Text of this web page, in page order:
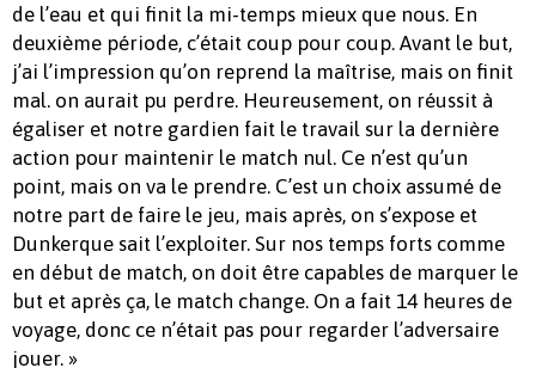
de l’eau et qui finit la mi-temps mieux que nous. En
deuxième période, c’était coup pour coup. Avant le but,
j’ai l’impression qu’on reprend la maîtrise, mais on finit
mal. on aurait pu perdre. Heureusement, on réussit à
égaliser et notre gardien fait le travail sur la dernière
action pour maintenir le match nul. Ce n’est qu’un
point, mais on va le prendre. C’est un choix assumé de
notre part de faire le jeu, mais après, on s’expose et
Dunkerque sait l’exploiter. Sur nos temps forts comme
en début de match, on doit être capables de marquer le
but et après ça, le match change. On a fait 14 heures de
voyage, donc ce n’était pas pour regarder l’adversaire
jouer. »